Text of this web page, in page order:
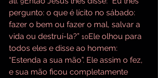
pergunto: o que é lícito no sábado:
fazer o bem ou fazer o mal, salvar a
vida ou destruí-la?” 10Ele olhou para
todos eles e disse ao homem:
“Estenda a sua mão”. Ele assim o fez,
e sua mão ficou completamente